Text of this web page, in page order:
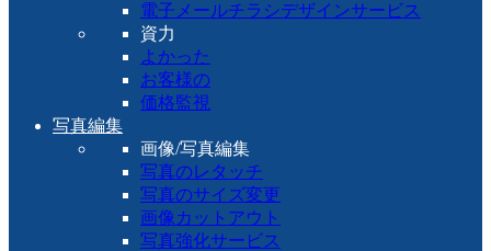
電子メールチラシデザインサービス
資力
よかった
お客様の
価格監視
写真編集
画像/写真編集
写真のレタッチ
写真のサイズ変更
画像カットアウト
写真強化サービス